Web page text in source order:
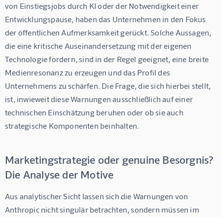
von Einstiegsjobs durch KI oder der Notwendigkeit einer
Entwicklungspause, haben das Unternehmen in den Fokus
der öffentlichen Aufmerksamkeit gerückt. Solche Aussagen,
die eine kritische Auseinandersetzung mit der eigenen
Technologie fordern, sind in der Regel geeignet, eine breite
Medienresonanz zu erzeugen und das Profil des
Unternehmens zu schärfen. Die Frage, die sich hierbei stellt,
ist, inwieweit diese Warnungen ausschließlich auf einer
technischen Einschätzung beruhen oder ob sie auch
strategische Komponenten beinhalten.
Marketingstrategie oder genuine Besorgnis?
Die Analyse der Motive
Aus analytischer Sicht lassen sich die Warnungen von
Anthropic nicht singulär betrachten, sondern müssen im